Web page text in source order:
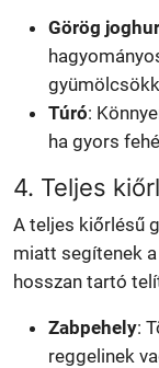
Görög
Túró:
ha gyors
4. Teljes
A teljes kiőrlésű
miatt segítenek
hosszan tartó
Zabpehely:
reggelinek